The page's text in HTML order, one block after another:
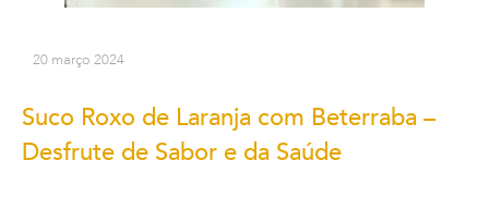
20 março 2024
Suco Roxo de Laranja com Beterraba –
Desfrute de Sabor e da Saúde